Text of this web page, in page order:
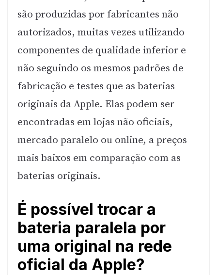
são produzidas por fabricantes não
autorizados, muitas vezes utilizando
componentes de qualidade inferior e
não seguindo os mesmos padrões de
fabricação e testes que as baterias
originais da Apple. Elas podem ser
encontradas em lojas não oficiais,
mercado paralelo ou online, a preços
mais baixos em comparação com as
baterias originais.
É possível trocar a
bateria paralela por
uma original na rede
oficial da Apple?